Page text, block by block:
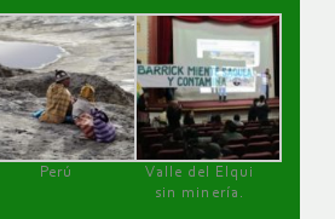
Perú
Valle del Elqui
sin minería.